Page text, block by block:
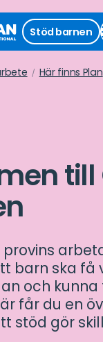
Här finns Plan
Stäng
stödmeny
Stöd barnen
Stöd
barnen
till
barn ska få
och
får du en
stöd gör